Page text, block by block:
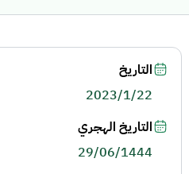
التاريخ
2023/1/22
التاريخ الهجري
29/06/1444